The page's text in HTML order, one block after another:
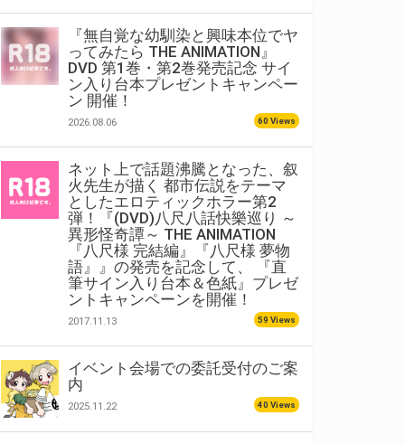
『無自覚な幼馴染と興味本位でヤ
ってみたら THE ANIMATION』
DVD 第1巻・第2巻発売記念 サイ
ン入り台本プレゼントキャンペー
ン 開催！
2026.08.06 60 Views
ネット上で話題沸騰となった、叙
火先生が描く 都市伝説をテーマ
としたエロティックホラー第2
弾！『(DVD)八尺八話快樂巡り ～
異形怪奇譚～ THE ANIMATION
『八尺様 完結編』『八尺様 夢物
語』』の発売を記念して、 『直
筆サイン入り台本＆色紙』プレゼ
ントキャンペーンを開催！
2017.11.13 59 Views
イベント会場での委託受付のご案
内
2025.11.22 40 Views